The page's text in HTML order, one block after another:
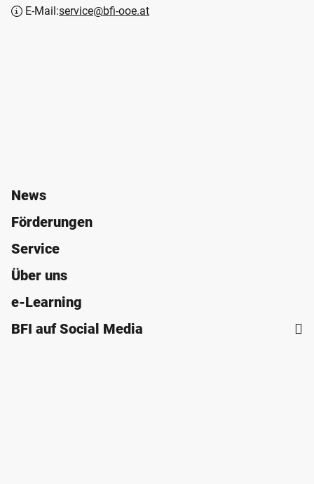
E-Mail:service@bfi-ooe.at
News
Förderungen
Service
Über uns
e-Learning
BFI auf Social Media